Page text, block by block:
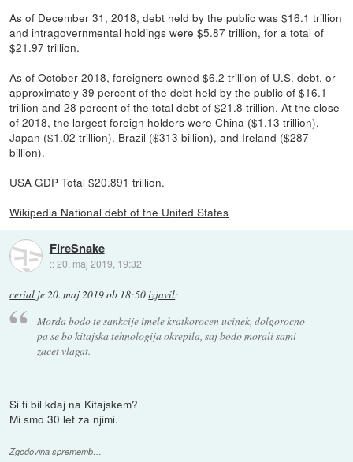
As of December 31, 2018, debt held by the public was $16.1 trillion
and intragovernmental holdings were $5.87 trillion, for a total of
$21.97 trillion.
As of October 2018, foreigners owned $6.2 trillion of U.S. debt, or
approximately 39 percent of the debt held by the public of $16.1
trillion and 28 percent of the total debt of $21.8 trillion. At the close
of 2018, the largest foreign holders were China ($1.13 trillion),
Japan ($1.02 trillion), Brazil ($313 billion), and Ireland ($287
billion).
USA GDP Total $20.891 trillion.
Wikipedia National debt of the United States
FireSnake
::20. maj 2019, 19:32
cerial je20. maj 2019 ob 18:50izjavil:
Morda bodo te sankcije imele kratkorocen ucinek, dolgorocno
pa se bo kitajska tehnologija okrepila, saj bodo morali sami
zacet vlagat.
Si ti bil kdaj na Kitajskem?
Mi smo 30 let za njimi.
Zgodovina sprememb…